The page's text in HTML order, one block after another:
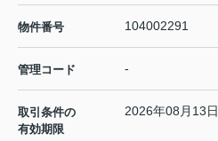
物件番号 104002291
管理コード -
取引条件の
有効期限
2026年08月13日